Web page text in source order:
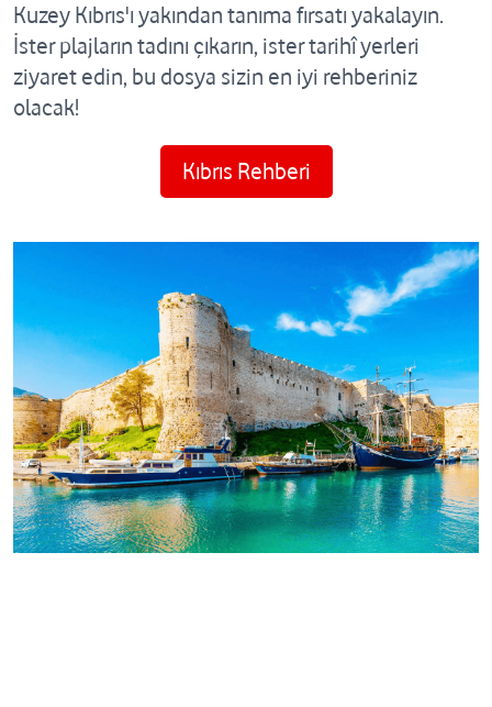
Kuzey Kıbrıs'ı yakından tanıma fırsatı yakalayın.
İster plajların tadını çıkarın, ister tarihî yerleri
ziyaret edin, bu dosya sizin en iyi rehberiniz
olacak!
Kıbrıs Rehberi